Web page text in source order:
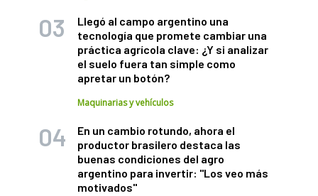
Llegó al campo argentino una
tecnología que promete cambiar una
práctica agrícola clave: ¿Y si analizar
el suelo fuera tan simple como
apretar un botón?
Maquinarias y vehículos
En un cambio rotundo, ahora el
productor brasilero destaca las
buenas condiciones del agro
argentino para invertir: "Los veo más
motivados"